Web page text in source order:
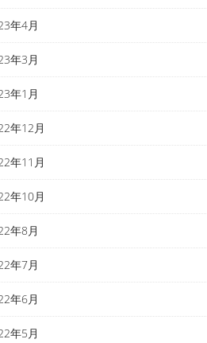
年4月
年3月
年1月
年12月
年11月
年10月
年8月
年7月
年6月
年5月